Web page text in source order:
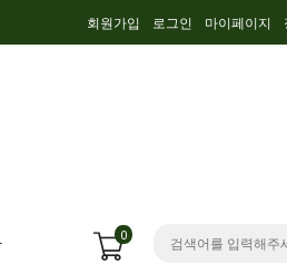
회원가입 로그인 마이페이지
0